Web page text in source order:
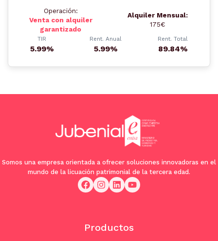
Operación:
Venta con alquiler
garantizado
Alquiler Mensual:
175€
TIR
5.99%
Rent. Anual
5.99%
Rent. Total
89.84%
Somos una empresa orientada a ofrecer soluciones innovadoras en el
mundo de la licuación patrimonial de la tercera edad.
Productos